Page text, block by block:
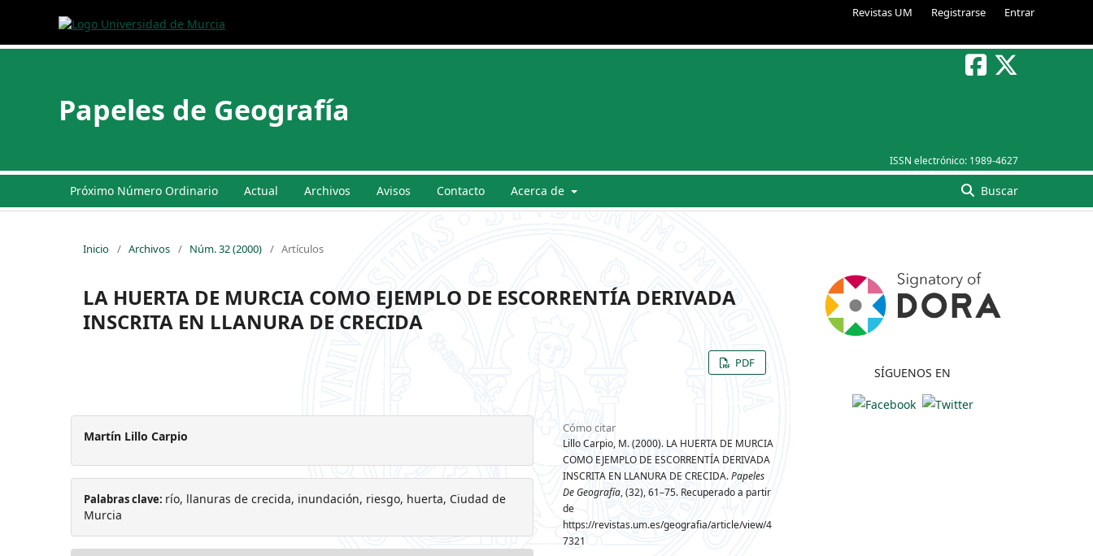
Revistas UM Registrarse Entrar
ISSN electrónico: 1989-4627
Papeles de Geografía
Próximo Número Ordinario Actual Archivos Avisos Contacto Acerca de Buscar
Inicio / Archivos / Núm. 32 (2000) / Artículos
LA HUERTA DE MURCIA COMO EJEMPLO DE ESCORRENTÍA DERIVADA
INSCRITA EN LLANURA DE CRECIDA
PDF
Martín Lillo Carpio
Palabras clave: río, llanuras de crecida, inundación, riesgo, huerta, Ciudad de
Murcia
Cómo citar
Lillo Carpio, M. (2000). LA HUERTA DE MURCIA
COMO EJEMPLO DE ESCORRENTÍA DERIVADA
INSCRITA EN LLANURA DE CRECIDA.Papeles
De Geografía, (32), 61–75. Recuperado a partir
de
https://revistas.um.es/geografia/article/view/4
7321
SÍGUENOS EN